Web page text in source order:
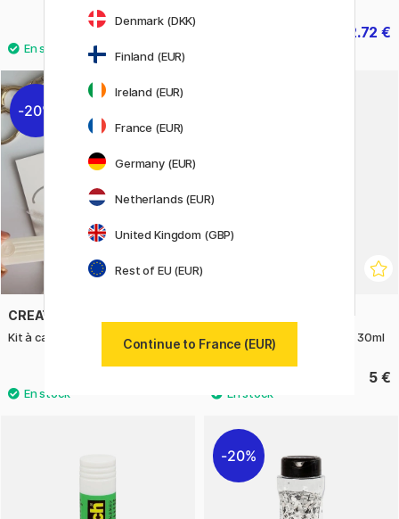
4.16 € 2.72 €
20%
CREATIV COMPANY
Kit à cacheter Nacré Scotch Gel-colle Universel 30ml
5 €
20%
Denmark (DKK)
Finland (EUR)
Ireland (EUR)
France (EUR)
Germany (EUR)
Netherlands (EUR)
United Kingdom (GBP)
Rest of EU (EUR)
Continue to France (EUR)